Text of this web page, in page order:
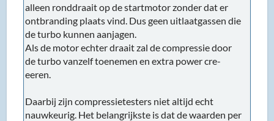
alleen ronddraait op de startmotor zonder dat er
ontbranding plaats vind. Dus geen uitlaatgassen die
de turbo kunnen aanjagen.
Als de motor echter draait zal de compressie door
de turbo vanzelf toenemen en extra power cre-
eeren.
Daarbij zijn compressietesters niet altijd echt
nauwkeurig. Het belangrijkste is dat de waarden per